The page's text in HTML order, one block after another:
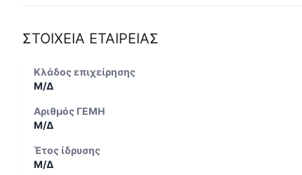
ΣΤΟΙΧΕΙΑ ΕΤΑΙΡΕΙΑΣ
Κλάδος επιχείρησης
Μ/Δ
Αριθμός ΓΕΜΗ
Μ/Δ
Έτος ίδρυσης
Μ/Δ